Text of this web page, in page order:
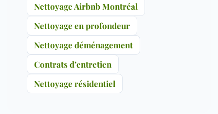
Nettoyage Airbnb Montréal
Nettoyage en profondeur
Nettoyage déménagement
Contrats d’entretien
Nettoyage résidentiel